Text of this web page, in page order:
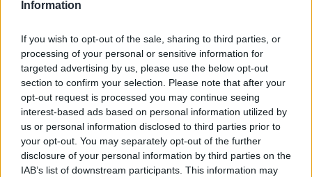
Information
If you wish to opt-out of the sale, sharing to third parties, or
processing of your personal or sensitive information for
targeted advertising by us, please use the below opt-out
section to confirm your selection. Please note that after your
opt-out request is processed you may continue seeing
interest-based ads based on personal information utilized by
us or personal information disclosed to third parties prior to
your opt-out. You may separately opt-out of the further
disclosure of your personal information by third parties on the
IAB’s list of downstream participants. This information may
Resurs Bank
HoistSpar
Sparkonto Flex
0.6 %
Fast
1 000
000 kr
Nej
Danskebank
Fastränteplacering
4 år
0.6 %
Rörlig
5 000
000 kr
Ja